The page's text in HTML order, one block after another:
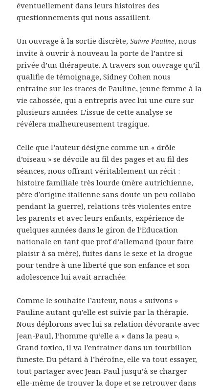
éventuellement dans leurs histoires des
questionnements qui nous assaillent.
Un ouvrage à la sortie discrète,Suivre Pauline, nous
invite à ouvrir à nouveau la porte de l’antre si
privée d’un thérapeute. A travers son ouvrage qu’il
qualifie de témoignage, Sidney Cohen nous
entraine sur les traces de Pauline, jeune femme à la
vie cabossée, qui a entrepris avec lui une cure sur
plusieurs années. L’issue de cette analyse se
révélera malheureusement tragique.
Celle que l’auteur désigne comme un « drôle
d’oiseau » se dévoile au fil des pages et au fil des
séances, nous offrant véritablement un récit :
histoire familiale très lourde (mère autrichienne,
père d’origine italienne sans doute un peu collabo
pendant la guerre), relations très violentes entre
les parents et avec leurs enfants, expérience de
quelques années dans le giron de l’Education
nationale en tant que prof d’allemand (pour faire
plaisir à sa mère), fuites dans le sexe et la drogue
pour tendre à une liberté que son enfance et son
adolescence lui avait arrachée.
Comme le souhaite l’auteur, nous « suivons »
Pauline autant qu’elle est suivie par la thérapie.
Nous déplorons avec lui sa relation dévorante avec
Jean-Paul, l’homme qu’elle a « dans la peau ».
Grand toxico, il va l’entrainer dans un tourbillon
funeste. Du pétard à l’héroïne, elle va tout essayer,
tout partager avec Jean-Paul jusqu’à se charger
elle-même de trouver la dope et se retrouver dans